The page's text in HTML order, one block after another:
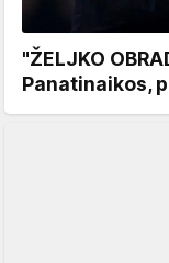
"ŽELJKO
Panatinaikos,